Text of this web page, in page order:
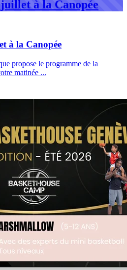
à la Canopée
à la Canopée
propose le programme de la
matinée ...